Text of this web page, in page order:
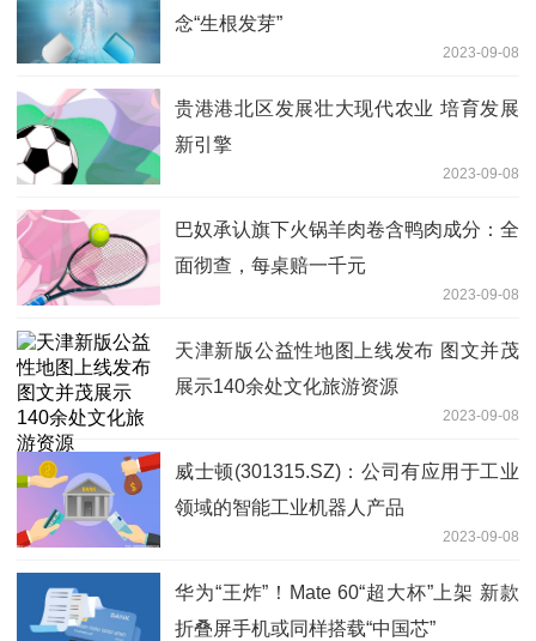
念“生根发芽”
2023-09-08
贵港港北区发展壮大现代农业 培育发展
新引擎
2023-09-08
巴奴承认旗下火锅羊肉卷含鸭肉成分：全
面彻查，每桌赔一千元
2023-09-08
天津新版公益性地图上线发布 图文并茂
展示140余处文化旅游资源
2023-09-08
威士顿(301315.SZ)：公司有应用于工业
领域的智能工业机器人产品
2023-09-08
华为“王炸”！Mate 60“超大杯”上架 新款
折叠屏手机或同样搭载“中国芯”